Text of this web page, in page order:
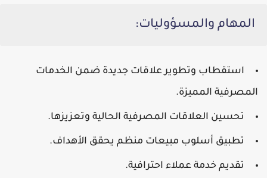
المهام والمسؤوليات:
استقطاب وتطوير علاقات جديدة ضمن الخدمات
المصرفية المميزة.
تحسين العلاقات المصرفية الحالية وتعزيزها.
تطبيق أسلوب مبيعات منظم يحقق الأهداف.
تقديم خدمة عملاء احترافية.